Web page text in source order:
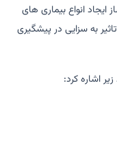
ایجاد انواع بیماری های
به سزایی در پیشگیری
اشاره کرد: